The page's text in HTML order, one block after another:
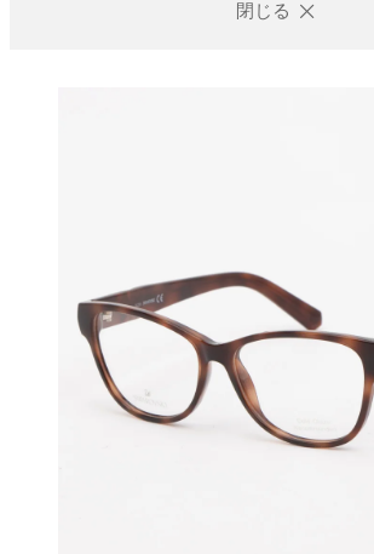
閉じる